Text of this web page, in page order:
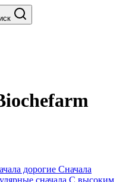
дорогие Сначала
сначала С высоким